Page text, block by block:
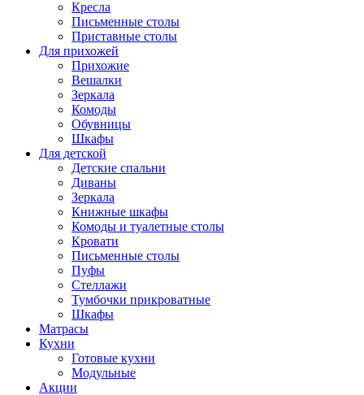
Кресла
Письменные столы
Приставные столы
Для прихожей
Прихожие
Вешалки
Зеркала
Комоды
Обувницы
Шкафы
Для детской
Детские спальни
Диваны
Зеркала
Книжные шкафы
Комоды и туалетные столы
Кровати
Письменные столы
Пуфы
Стеллажи
Тумбочки прикроватные
Шкафы
Матрасы
Кухни
Готовые кухни
Модульные
Акции